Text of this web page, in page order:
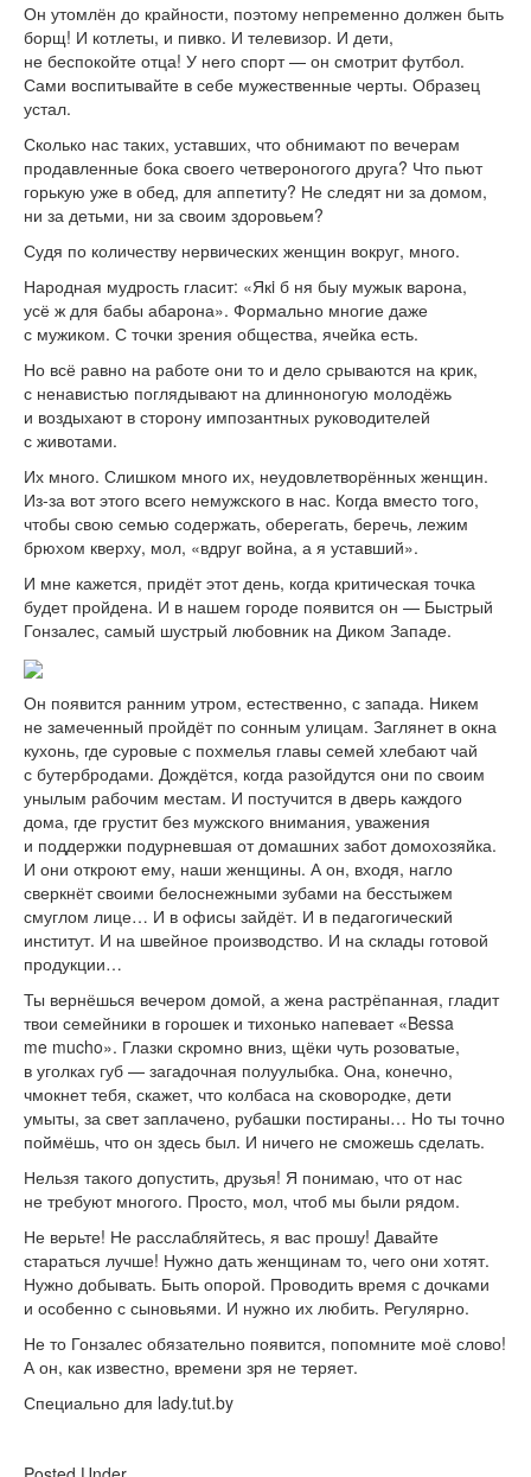
Он утомлён до крайности, поэтому непременно должен быть
борщ! И котлеты, и пивко. И телевизор. И дети,
не беспокойте отца! У него спорт — он смотрит футбол.
Сами воспитывайте в себе мужественные черты. Образец
устал.
Сколько нас таких, уставших, что обнимают по вечерам
продавленные бока своего четвероногого друга? Что пьют
горькую уже в обед, для аппетиту? Не следят ни за домом,
ни за детьми, ни за своим здоровьем?
Судя по количеству нервических женщин вокруг, много.
Народная мудрость гласит: «Якi б ня быу мужык варона,
усё ж для бабы абарона». Формально многие даже
с мужиком. С точки зрения общества, ячейка есть.
Но всё равно на работе они то и дело срываются на крик,
с ненавистью поглядывают на длинноногую молодёжь
и воздыхают в сторону импозантных руководителей
с животами.
Их много. Слишком много их, неудовлетворённых женщин.
Из-за вот этого всего немужского в нас. Когда вместо того,
чтобы свою семью содержать, оберегать, беречь, лежим
брюхом кверху, мол, «вдруг война, а я уставший».
И мне кажется, придёт этот день, когда критическая точка
будет пройдена. И в нашем городе появится он — Быстрый
Гонзалес, самый шустрый любовник на Диком Западе.
Он появится ранним утром, естественно, с запада. Никем
не замеченный пройдёт по сонным улицам. Заглянет в окна
кухонь, где суровые с похмелья главы семей хлебают чай
с бутербродами. Дождётся, когда разойдутся они по своим
унылым рабочим местам. И постучится в дверь каждого
дома, где грустит без мужского внимания, уважения
и поддержки подурневшая от домашних забот домохозяйка.
И они откроют ему, наши женщины. А он, входя, нагло
сверкнёт своими белоснежными зубами на бесстыжем
смуглом лице… И в офисы зайдёт. И в педагогический
институт. И на швейное производство. И на склады готовой
продукции…
Ты вернёшься вечером домой, а жена растрёпанная, гладит
твои семейники в горошек и тихонько напевает «Bessa
me mucho». Глазки скромно вниз, щёки чуть розоватые,
в уголках губ — загадочная полуулыбка. Она, конечно,
чмокнет тебя, скажет, что колбаса на сковородке, дети
умыты, за свет заплачено, рубашки постираны… Но ты точно
поймёшь, что он здесь был. И ничего не сможешь сделать.
Нельзя такого допустить, друзья! Я понимаю, что от нас
не требуют многого. Просто, мол, чтоб мы были рядом.
Не верьте! Не расслабляйтесь, я вас прошу! Давайте
стараться лучше! Нужно дать женщинам то, чего они хотят.
Нужно добывать. Быть опорой. Проводить время с дочками
и особенно с сыновьями. И нужно их любить. Регулярно.
Не то Гонзалес обязательно появится, попомните моё слово!
А он, как известно, времени зря не теряет.
Специально для lady.tut.by